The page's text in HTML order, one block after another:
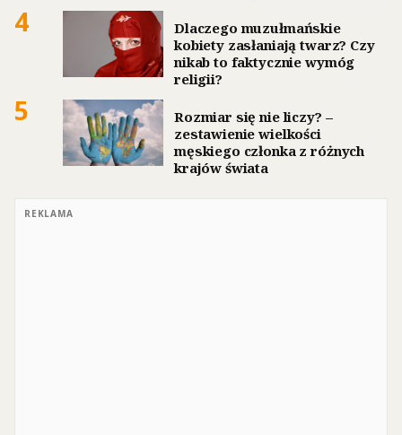
4
Dlaczego muzułmańskie
kobiety zasłaniają twarz? Czy
nikab to faktycznie wymóg
religii?
5
Rozmiar się nie liczy? –
zestawienie wielkości
męskiego członka z różnych
krajów świata
REKLAMA